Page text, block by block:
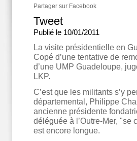
Partager sur Facebook
Tweet
Publié le 10/01/2011
La visite présidentielle en
Copé d’une tentative de
d’une UMP Guadeloupe,
LKP.
C’est que les militants s’y
départemental, Philippe
ancienne présidente
déléguée à l’Outre-Mer,
est encore longue.